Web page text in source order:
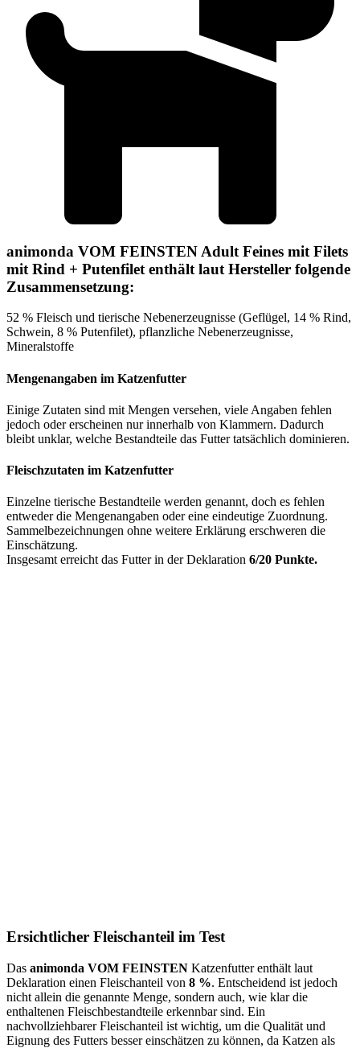
animonda VOM FEINSTEN Adult Feines mit Filets
mit Rind + Putenfilet enthält laut Hersteller folgende
Zusammensetzung:
52 % Fleisch und tierische Nebenerzeugnisse (Geflügel, 14 % Rind,
Schwein, 8 % Putenfilet), pflanzliche Nebenerzeugnisse,
Mineralstoffe
Mengenangaben im Katzenfutter
Einige Zutaten sind mit Mengen versehen, viele Angaben fehlen
jedoch oder erscheinen nur innerhalb von Klammern. Dadurch
bleibt unklar, welche Bestandteile das Futter tatsächlich dominieren.
Fleischzutaten im Katzenfutter
Einzelne tierische Bestandteile werden genannt, doch es fehlen
entweder die Mengenangaben oder eine eindeutige Zuordnung.
Sammelbezeichnungen ohne weitere Erklärung erschweren die
Einschätzung.
Insgesamt erreicht das Futter in der Deklaration 6/20 Punkte.
Ersichtlicher Fleischanteil im Test
Das animonda VOM FEINSTEN Katzenfutter enthält laut
Deklaration einen Fleischanteil von 8 %. Entscheidend ist jedoch
nicht allein die genannte Menge, sondern auch, wie klar die
enthaltenen Fleischbestandteile erkennbar sind. Ein
nachvollziehbarer Fleischanteil ist wichtig, um die Qualität und
Eignung des Futters besser einschätzen zu können, da Katzen als